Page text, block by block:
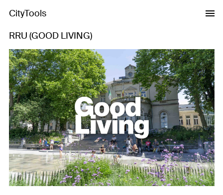
CityTools
RRU (GOOD LIVING)